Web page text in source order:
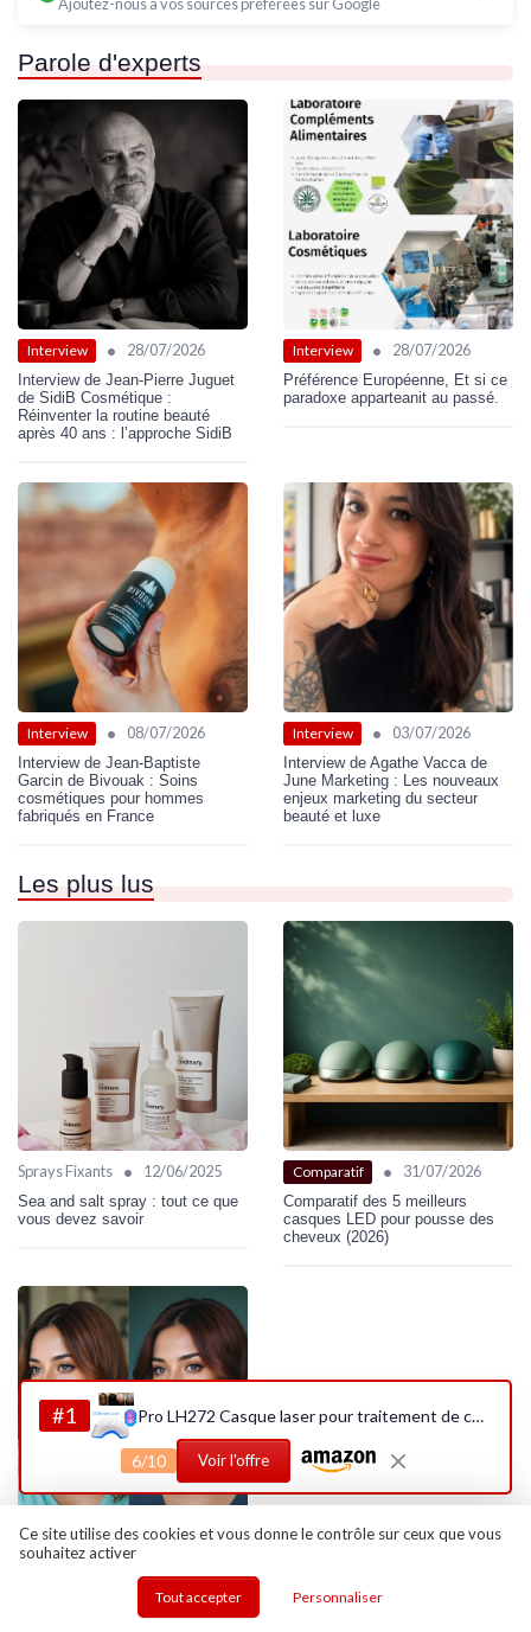
#1 Pro LH272 Casque laser pour traitement de chute de cheveux pour homme et femme Stimule la pousse des cheveux et repousse les cheveux
6/10 Voir l'offre
Parole d'experts
Interview • 28/07/2026
Interview de Jean-Pierre Juguet
de SidiB Cosmétique :
Réinventer la routine beauté
après 40 ans : l’approche SidiB
Interview • 28/07/2026
Préférence Européenne, Et si ce
paradoxe apparteanit au passé.
Interview • 08/07/2026
Interview de Jean-Baptiste
Garcin de Bivouak : Soins
cosmétiques pour hommes
fabriqués en France
Interview • 03/07/2026
Interview de Agathe Vacca de
June Marketing : Les nouveaux
enjeux marketing du secteur
beauté et luxe
Les plus lus
Sprays Fixants • 12/06/2025
Sea and salt spray : tout ce que
vous devez savoir
Comparatif • 31/07/2026
Comparatif des 5 meilleurs
casques LED pour pousse des
cheveux (2026)
Colorations • 01/05/2025
le henné : avant et après
Ce site utilise des cookies et vous donne le contrôle sur ceux que vous
souhaitez activer
Tout accepter Personnaliser